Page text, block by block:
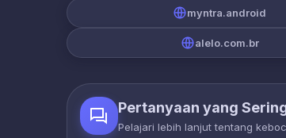
myntra.android
alelo.com.br
Pertanyaan yang
Pelajari lebih lanjut tentang